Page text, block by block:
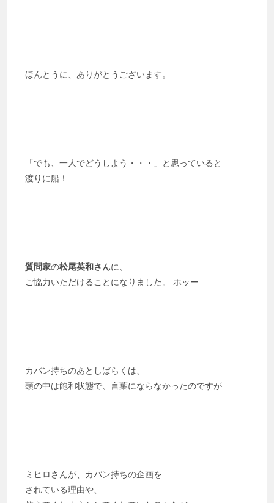
ほんとうに、ありがとうございます。
「でも、一人でどうしよう・・・」と思っていると
渡りに船！
質問家の松尾英和さんに、
ご協力いただけることになりました。 ホッー
カバン持ちのあとしばらくは、
頭の中は飽和状態で、言葉にならなかったのですが
ミヒロさんが、カバン持ちの企画を
されている理由や、